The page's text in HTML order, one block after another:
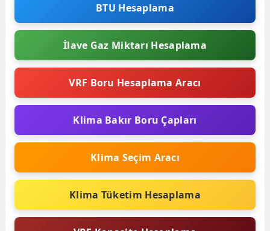
BTU Hesaplama
İlave Gaz Miktarı Hesaplama
VRF Boru Hesaplama Aracı
Klima Bakır Boru Çapları
Klima Seçim Aracı
Klima Tüketim Hesaplama